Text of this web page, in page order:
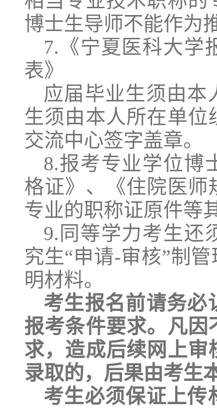
博士生导师不能作为
7. 《宁夏医科大
表》
应届毕业生须由本
生须由本人所在单
交流中心签字盖章。
8.报考专业学位博
格证》、《住院医师
专业的职称证原件等
9. 同等学力考生还
究生“申请-审核”制
明材料。
考生报名前请务必
报考条件要求。凡因
求，造成后续网上审
录取的，后果由考生
考生必须保证上传